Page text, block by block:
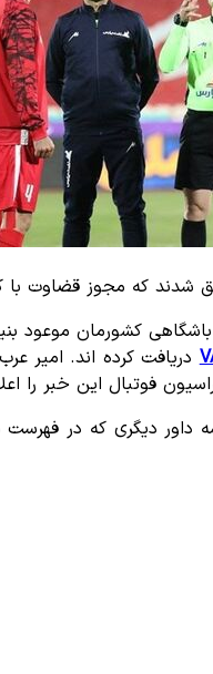
کشورمان موعود
فوتبال این خبر را